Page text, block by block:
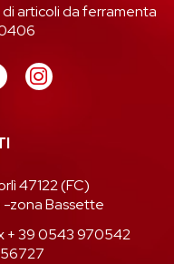
articoli da ferramenta
47122 (FC)
-zona Bassette
+ 39 0543 970542